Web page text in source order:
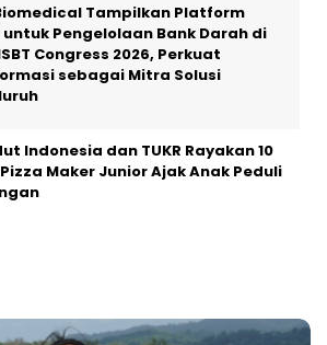
Tampilkan Platform
Pengelolaan Bank Darah di
Congress 2026, Perkuat
sebagai Mitra Solusi
Indonesia dan TUKR Rayakan 10
Maker Junior Ajak Anak Peduli